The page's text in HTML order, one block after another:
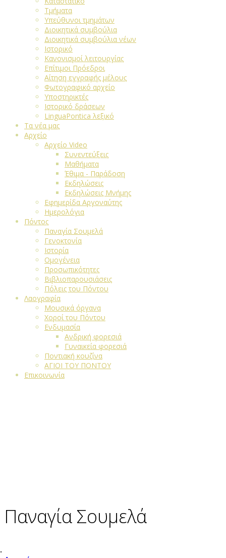
Τμήματα
Υπεύθυνοι τμημάτων
Διοικητικά συμβούλια
Διοικητικά συμβούλια νέων
Ιστορικό
Κανονισμοί λειτουργίας
Επίτιμοι Πρόεδροι
Αίτηση εγγραφής μέλους
Φωτογραφικό αρχείο
Υποστηρικτές
Ιστορικό δράσεων
LinguaPontica λεξικό
Τα νέα μας
Αρχείο
Αρχείο Video
Συνεντεύξεις
Μαθήματα
Έθιμα - Παράδοση
Εκδηλώσεις
Εκδηλώσεις Μνήμης
Εφημερίδα Αργοναύτης
Ημερολόγια
Πόντος
Παναγία Σουμελά
Γενοκτονία
Ιστορία
Ομογένεια
Προσωπικότητες
Βιβλιοπαρουσιάσεις
Πόλεις του Πόντου
Λαογραφία
Μουσικά όργανα
Χοροί του Πόντου
Ενδυμασία
Ανδρική φορεσιά
Γυναικεία φορεσιά
Ποντιακή κουζίνα
ΑΓΙΟΙ ΤΟΥ ΠΟΝΤΟΥ
Επικοινωνία
Παναγία Σουμελά